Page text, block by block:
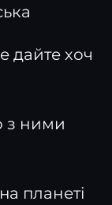
дайте хоч
з ними
планеті